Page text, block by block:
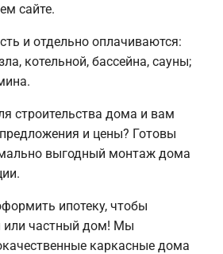
сайте.
и отдельно оплачиваются:
котельной, бассейна, сауны;
строительства дома и вам
и цены? Готовы
выгодный монтаж дома
ипотеку, чтобы
или частный дом! Мы
каркасные дома